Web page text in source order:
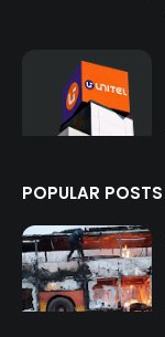
POPULAR POSTS